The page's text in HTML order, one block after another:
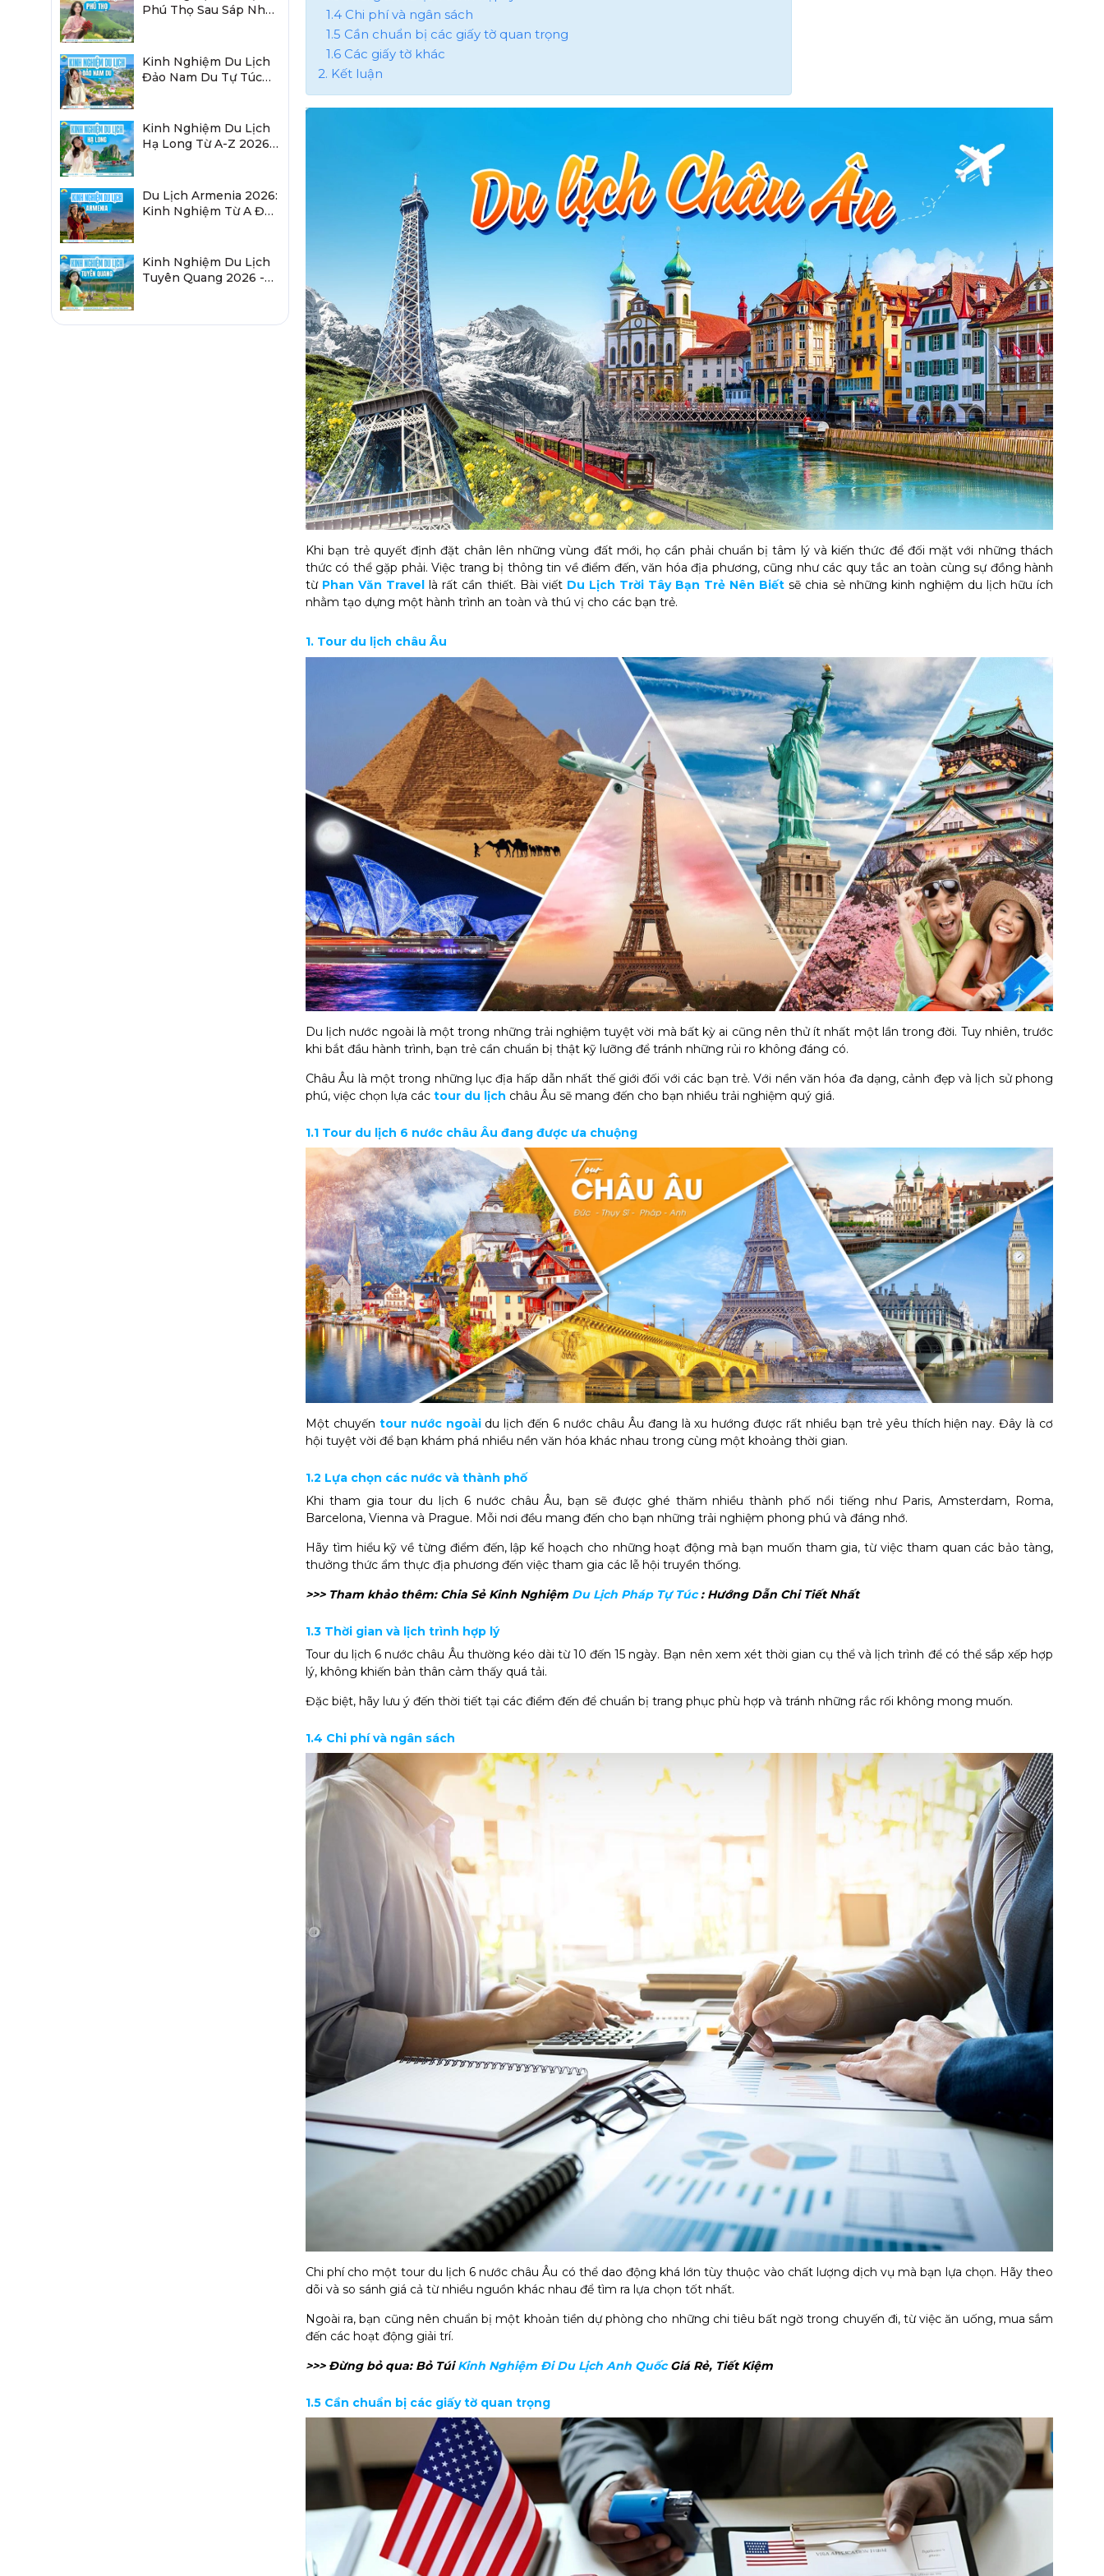
1.4 Chi phí và ngân sách
1.5 Cần chuẩn bị các giấy tờ quan trọng
1.6 Các giấy tờ khác
2. Kết luận
Khi bạn trẻ quyết định đặt chân lên những vùng đất mới, họ cần phải chuẩn bị tâm lý và kiến thức để đối mặt với những thách
thức có thể gặp phải. Việc trang bị thông tin về điểm đến, văn hóa địa phương, cũng như các quy tắc an toàn cùng sự đồng hành
từ Phan Văn Travel là rất cần thiết. Bài viết Du Lịch Trời Tây Bạn Trẻ Nên Biết sẽ chia sẻ những kinh nghiệm du lịch hữu ích
nhằm tạo dựng một hành trình an toàn và thú vị cho các bạn trẻ.
1. Tour du lịch châu Âu
Du lịch nước ngoài là một trong những trải nghiệm tuyệt vời mà bất kỳ ai cũng nên thử ít nhất một lần trong đời. Tuy nhiên, trước
khi bắt đầu hành trình, bạn trẻ cần chuẩn bị thật kỹ lưỡng để tránh những rủi ro không đáng có.
Châu Âu là một trong những lục địa hấp dẫn nhất thế giới đối với các bạn trẻ. Với nền văn hóa đa dạng, cảnh đẹp và lịch sử phong
phú, việc chọn lựa các tour du lịch châu Âu sẽ mang đến cho bạn nhiều trải nghiệm quý giá.
1.1 Tour du lịch 6 nước châu Âu đang được ưa chuộng
Một chuyến tour nước ngoàidu lịch đến 6 nước châu Âu đang là xu hướng được rất nhiều bạn trẻ yêu thích hiện nay. Đây là cơ
hội tuyệt vời để bạn khám phá nhiều nền văn hóa khác nhau trong cùng một khoảng thời gian.
1.2 Lựa chọn các nước và thành phố
Khi tham gia tour du lịch 6 nước châu Âu, bạn sẽ được ghé thăm nhiều thành phố nổi tiếng như Paris, Amsterdam, Roma,
Barcelona, Vienna và Prague. Mỗi nơi đều mang đến cho bạn những trải nghiệm phong phú và đáng nhớ.
Hãy tìm hiểu kỹ về từng điểm đến, lập kế hoạch cho những hoạt động mà bạn muốn tham gia, từ việc tham quan các bảo tàng,
thưởng thức ẩm thực địa phương đến việc tham gia các lễ hội truyền thống.
>>> Tham khảo thêm: Chia Sẻ Kinh Nghiệm Du Lịch Pháp Tự Túc: Hướng Dẫn Chi Tiết Nhất
1.3 Thời gian và lịch trình hợp lý
Tour du lịch 6 nước châu Âu thường kéo dài từ 10 đến 15 ngày. Bạn nên xem xét thời gian cụ thể và lịch trình để có thể sắp xếp hợp
lý, không khiến bản thân cảm thấy quá tải.
Đặc biệt, hãy lưu ý đến thời tiết tại các điểm đến để chuẩn bị trang phục phù hợp và tránh những rắc rối không mong muốn.
1.4 Chi phí và ngân sách
Chi phí cho một tour du lịch 6 nước châu Âu có thể dao động khá lớn tùy thuộc vào chất lượng dịch vụ mà bạn lựa chọn. Hãy theo
dõi và so sánh giá cả từ nhiều nguồn khác nhau để tìm ra lựa chọn tốt nhất.
Ngoài ra, bạn cũng nên chuẩn bị một khoản tiền dự phòng cho những chi tiêu bất ngờ trong chuyến đi, từ việc ăn uống, mua sắm
đến các hoạt động giải trí.
>>> Đừng bỏ qua: Bỏ TúiKinh Nghiệm Đi Du Lịch Anh Quốc​Giá Rẻ, Tiết Kiệm
1.5 Cần chuẩn bị các giấy tờ quan trọng
Phú Thọ Sau Sáp Nhập
Kinh Nghiệm Du Lịch
Đảo Nam Du Tự Túc
Kinh Nghiệm Du Lịch
Hạ Long Từ A-Z 2026:
Du Lịch Armenia 2026:
Kinh Nghiệm Từ A Đến
Kinh Nghiệm Du Lịch
Tuyên Quang 2026 -